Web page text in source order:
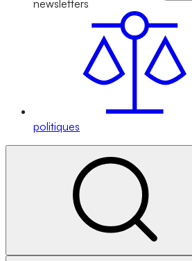
newsletters
politiques